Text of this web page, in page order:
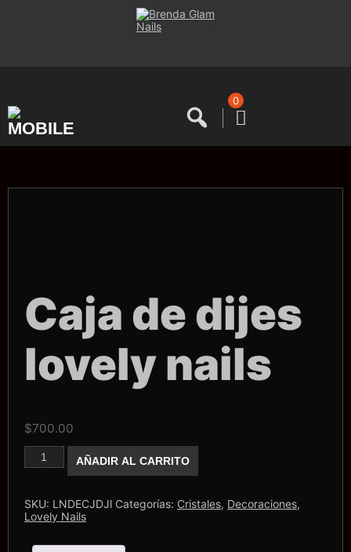
0
Caja de dijes
lovely nails
$700.00
Caja
nails
cantidad
AÑADIR AL CARRITO
SKU: LNDECJDJl Categorías: Cristales, Decoraciones,
Lovely Nails